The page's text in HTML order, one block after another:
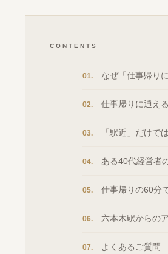
CONTENTS
なぜ「仕事帰り
仕事帰りに通え
「駅近」だけで
ある40代経営者
仕事帰りの60分
六本木駅からの
よくあるご質問